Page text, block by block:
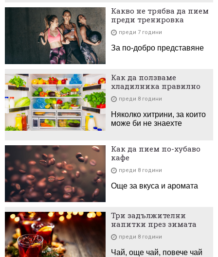
Какво не трябва да пием
преди тренировка
преди 7 години
За по-добро представяне
Как да ползваме
хладилника правилно
преди 8 години
Няколко хитрини, за които
може би не знаехте
Как да пием по-хубаво
кафе
преди 8 години
Още за вкуса и аромата
Три задължителни
напитки през зимата
преди 8 години
Чай, още чай, повече чай